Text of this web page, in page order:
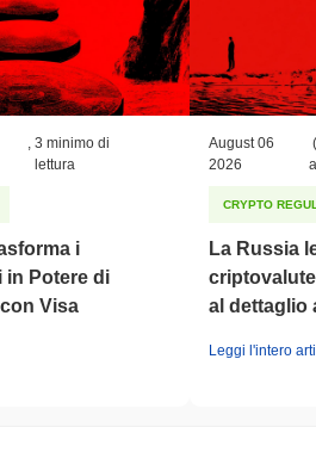
,3 minimo di
lettura
i
in Potere di
Visa
August 06
2026
CRYPTO
La Russia
al dettaglio
Leggi l'intero